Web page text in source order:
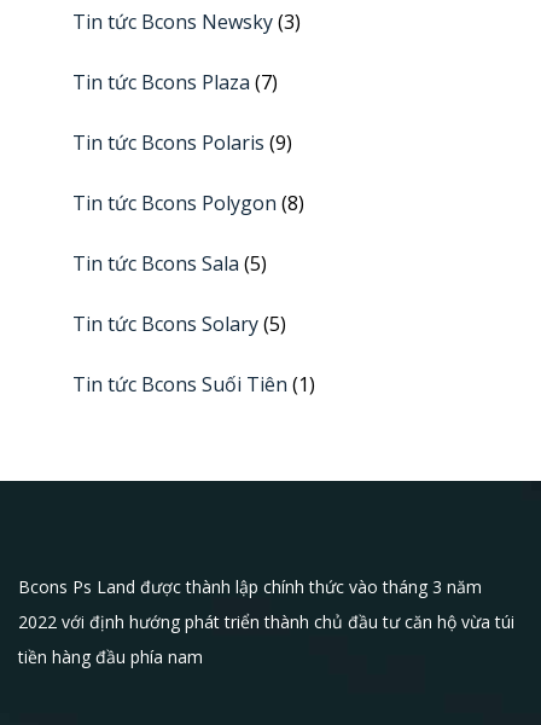
Tin tức Bcons Newsky(3)
Tin tức Bcons Plaza (7)
Tin tức Bcons Polaris (9)
Tin tức Bcons Polygon (8)
Tin tức Bcons Sala (5)
Tin tức Bcons Solary(5)
Tin tức Bcons Suối Tiên (1)
Bcons Ps Land được thành lập chính thức vào tháng 3 năm
2022 với định hướng phát triển thành chủ đầu tư căn hộ vừa túi
tiền hàng đầu phía nam